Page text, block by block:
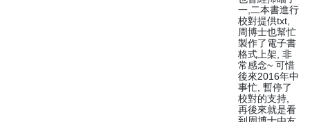
一,二本書進行
校對提供txt,
周博士也幫忙
製作了電子書
格式上架, 非
常感念~ 可惜
後來2016年中
事忙, 暫停了
校對的支持,
再後來就是看